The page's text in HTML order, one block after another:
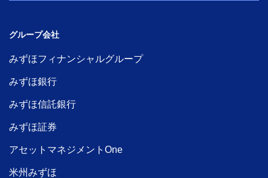
グループ会社
みずほフィナンシャルグループ
みずほ銀行
みずほ信託銀行
みずほ証券
アセットマネジメントOne
米州みずほ